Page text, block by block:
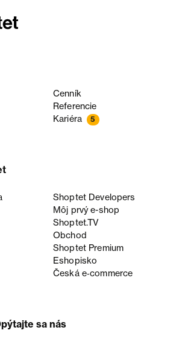
Cenník
Referencie
Kariéra 5
Shoptet Developers
Môj prvý e-shop
Shoptet.TV
Obchod
Shoptet Premium
Eshopisko
Česká e‑commerce
sa nás